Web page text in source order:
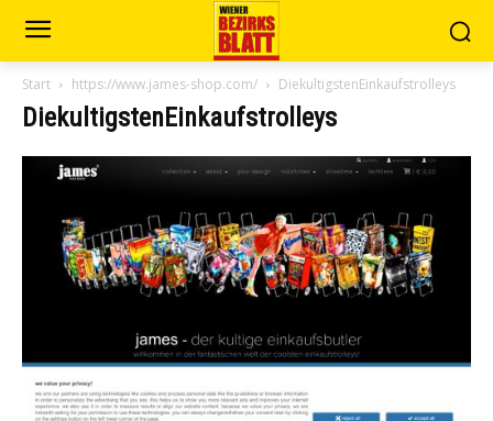
Start https://www.james-shop.com/ DiekultigstenEinkaufstrolleys
DiekultigstenEinkaufstrolleys